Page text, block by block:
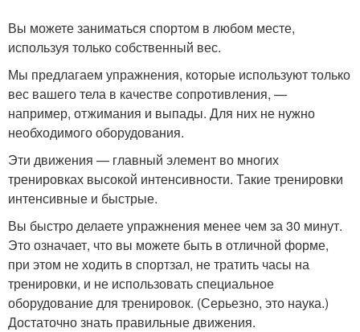
Вы можете заниматься спортом в любом месте,
используя только собственный вес.
Мы предлагаем упражнения, которые используют только
вес вашего тела в качестве сопротивления, —
например, отжимания и выпады. Для них не нужно
необходимого оборудования.
Эти движения — главный элемент во многих
тренировках высокой интенсивности. Такие тренировки
интенсивные и быстрые.
Вы быстро делаете упражнения менее чем за 30 минут.
Это означает, что вы можете быть в отличной форме,
при этом не ходить в спортзал, не тратить часы на
тренировки, и не использовать специальное
оборудование для тренировок. (Серьезно, это наука.)
Достаточно знать правильные движения.